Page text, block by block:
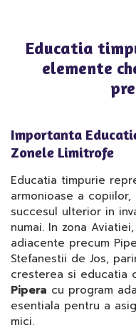
Educatia
elemente
Importanta
Zonele Limitrofe
Educatia timpurie
armonioase a
succesul ulterior in
numai. In zona
adiacente precum
Stefanestii de Jos,
cresterea si educatia
Pipera cu program
esentiala pentru a
mici.